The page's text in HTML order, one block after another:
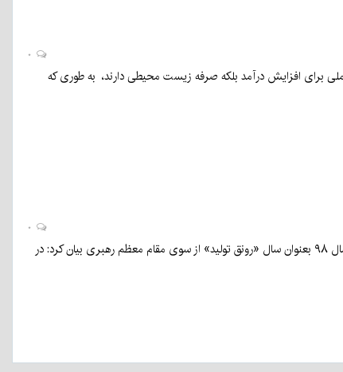
برای افزایش درآمد بلکه صرفه زیست محیطی دارند، به طوری که
سیدمهدی طبیب زاده در جلسه شورای گفت و گوی دولت و بخش خصوصی استان با اشاره به نامگذاری سال ۹۸ بعنوان سال «رونق تولید» از سوی مقام معظم رهبری بیان کرد: در